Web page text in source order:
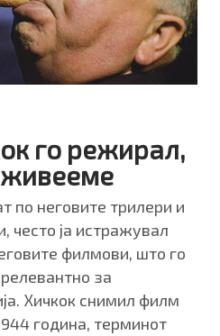
го режирал,
живееме
по неговите трилери и
често ја истражувал
филмови, што го
за
Хичкок снимил филм
година, терминот